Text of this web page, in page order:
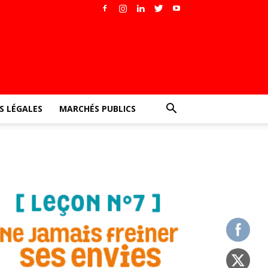
LÉGALES MARCHÉS PUBLICS